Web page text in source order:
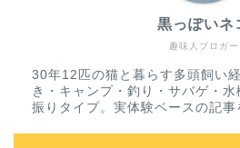
趣味人ブロガー
黒っぽいネ
30年12匹の猫と暮らす多頭飼い
き・キャンプ・釣り・サバゲ・
振りタイプ。実体験ベースの記事